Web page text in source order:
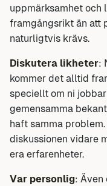
uppmärksamhet och
framgångsrikt än att
naturligtvis krävs.
Diskutera likheter:
kommer det alltid
speciellt om ni
gemensamma
haft samma
diskussionen vidare
era erfarenheter.
Var personlig: Även